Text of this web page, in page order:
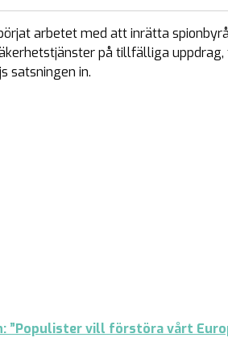
arbetet med att inrätta
på tillfälliga
satsningen in.
”Populister vill förstöra vårt